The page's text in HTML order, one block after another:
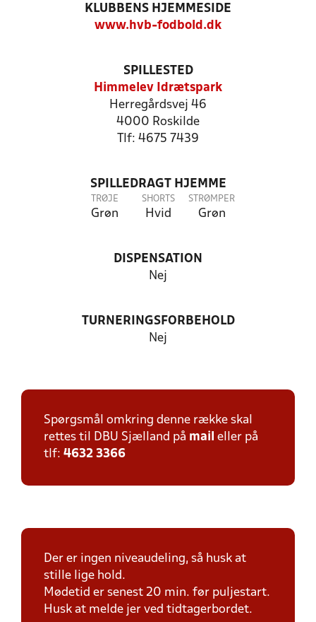
KLUBBENS HJEMMESIDE
www.hvb-fodbold.dk
SPILLESTED
Himmelev Idrætspark
Herregårdsvej 46
4000 Roskilde
Tlf: 4675 7439
SPILLEDRAGT HJEMME
TRØJE
Grøn
SHORTS
Hvid
STRØMPER
Grøn
DISPENSATION
Nej
TURNERINGSFORBEHOLD
Nej
Spørgsmål omkring denne række skal
rettes til DBU Sjælland på mail eller på
tlf: 4632 3366
Der er ingen niveaudeling, så husk at
stille lige hold.
Mødetid er senest 20 min. før puljestart.
Husk at melde jer ved tidtagerbordet.